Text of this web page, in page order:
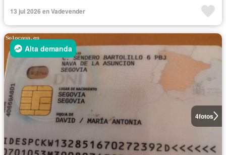
13 jul 2026 en Vadevender
4fotos
Alta demanda